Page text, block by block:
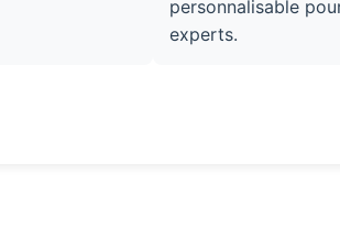
personnalisable
experts.